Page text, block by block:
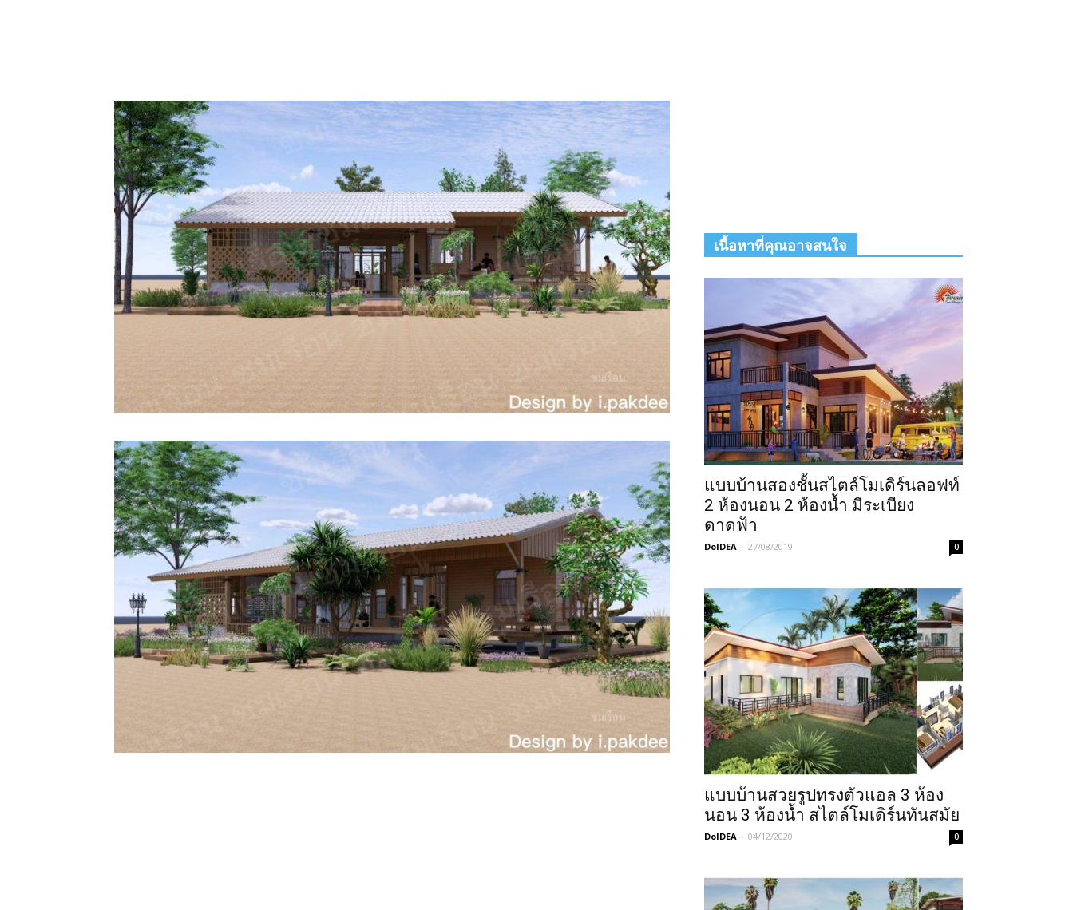
เนื้อหาที่คุณอาจสนใจ
แบบบ้านสองชั้นสไตล์โมเดิร์นลอฟท์
2 ห้องนอน 2 ห้องน้ำ มีระเบียง
ดาดฟ้า
DoIDEA - 27/08/2019 0
แบบบ้านสวยรูปทรงตัวแอล 3 ห้อง
นอน 3 ห้องน้ำ สไตล์โมเดิร์นทันสมัย
DoIDEA - 04/12/2020 0